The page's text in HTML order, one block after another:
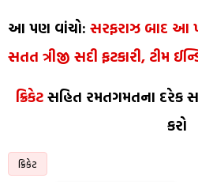
આ પણ વાંચો: સરફરાઝ બાદ આ
સતત ત્રીજી સદી ફટકારી, ટીમ
ક્રિકેટસહિત રમતગમતના દરેક
કરો
ક્રિકેટ